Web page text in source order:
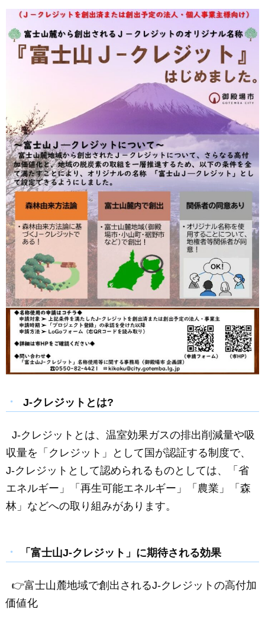
J-クレジットとは?
J-クレジットとは、温室効果ガスの排出削減量や吸
収量を「クレジット」として国が認証する制度で、
J-クレジットとして認められるものとしては、「省
エネルギー」「再生可能エネルギー」「農業」「森
林」などへの取り組みがあります。
「富士山J-クレジット」に期待される効果
👉富士山麓地域で創出されるJ-クレジットの高付加
価値化